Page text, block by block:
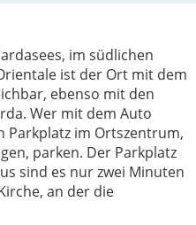
im südlichen
ist der Ort mit dem
ebenso mit den
Wer mit dem Auto
Parkplatz im Ortszentrum,
parken. Der Parkplatz
sind es nur zwei Minuten
an der die